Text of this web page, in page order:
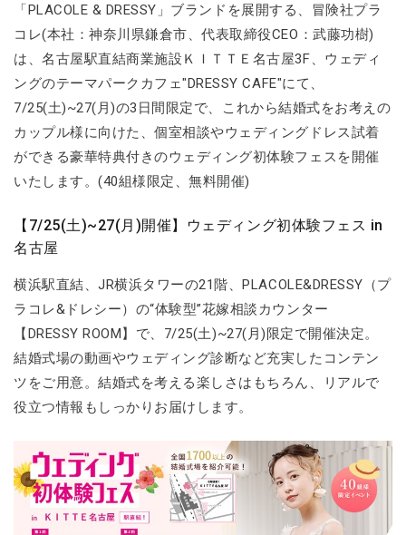
「PLACOLE & DRESSY」ブランドを展開する、冒険社プラ
コレ(本社：神奈川県鎌倉市、代表取締役CEO：武藤功樹)
は、名古屋駅直結商業施設ＫＩＴＴＥ名古屋3F、ウェディ
ングのテーマパークカフェ"DRESSY CAFE"にて、
7/25(土)~27(月)の3日間限定で、これから結婚式をお考えの
カップル様に向けた、個室相談やウェディングドレス試着
ができる豪華特典付きのウェディング初体験フェスを開催
いたします。(40組様限定、無料開催)
【7/25(土)~27(月)開催】ウェディング初体験フェス in
名古屋
横浜駅直結、JR横浜タワーの21階、PLACOLE&DRESSY（プ
ラコレ&ドレシー）の“体験型”花嫁相談カウンター
【DRESSY ROOM】で、7/25(土)~27(月)限定で開催決定。
結婚式場の動画やウェディング診断など充実したコンテン
ツをご用意。結婚式を考える楽しさはもちろん、リアルで
役立つ情報もしっかりお届けします。